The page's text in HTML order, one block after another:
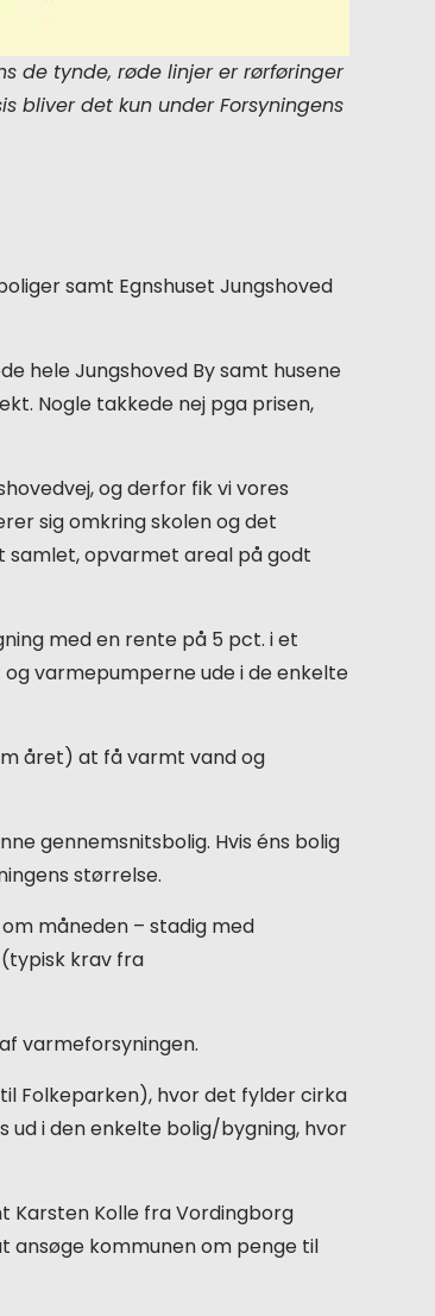
de tynde, røde linjer er rørføringer
bliver det kun under Forsyningens
samt Egnshuset Jungshoved
hele Jungshoved By samt husene
Nogle takkede nej pga prisen,
og derfor fik vi vores
sig omkring skolen og det
samlet, opvarmet areal på godt
med en rente på 5 pct. i et
varmepumperne ude i de enkelte
året) at få varmt vand og
gennemsnitsbolig. Hvis éns bolig
størrelse.
måneden – stadig med
krav fra
varmeforsyningen.
Folkeparken), hvor det fylder cirka
i den enkelte bolig/bygning, hvor
Karsten Kolle fra Vordingborg
kommunen om penge til